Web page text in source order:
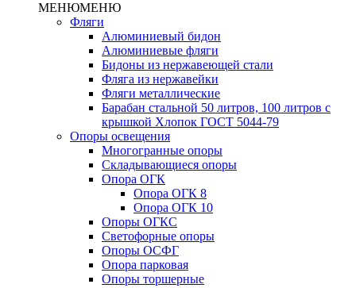
МЕНЮМЕНЮ
Фляги
Алюминиевый бидон
Алюминиевые фляги
Бидоны из нержавеющей стали
Фляга из нержавейки
Фляги металлические
Барабан стальной 50 литров, 100 литров с
крышкой Хлопок ГОСТ 5044-79
Опоры освещения
Многогранные опоры
Складывающиеся опоры
Опора ОГК
Опора ОГК 8
Опора ОГК 10
Опоры ОГКС
Светофорные опоры
Опоры ОСФГ
Опора парковая
Опоры торшерные